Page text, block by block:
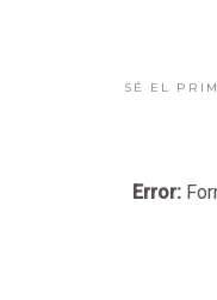
SÉ EL
Error: